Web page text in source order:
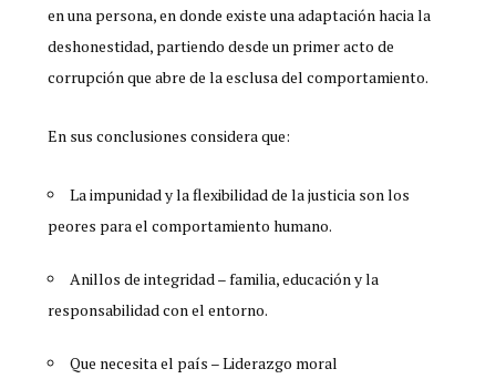
en una persona, en donde existe una adaptación hacia la
deshonestidad, partiendo desde un primer acto de
corrupción que abre de la esclusa del comportamiento.
En sus conclusiones considera que:
La impunidad y la flexibilidad de la justicia son los
peores para el comportamiento humano.
Anillos de integridad – familia, educación y la
responsabilidad con el entorno.
Que necesita el país – Liderazgo moral